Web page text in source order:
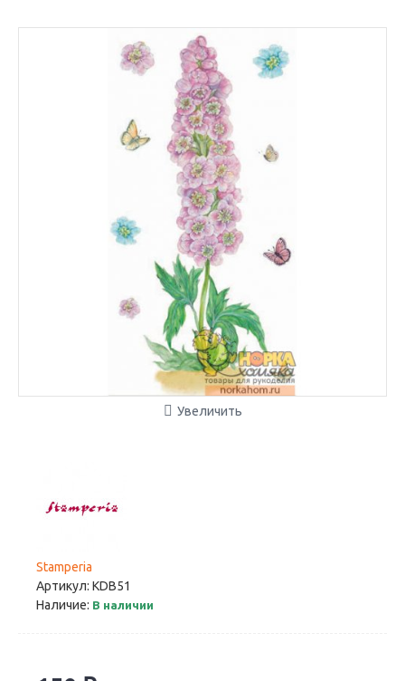
Увеличить
Stamperia
Артикул: KDB51
Наличие: В наличии